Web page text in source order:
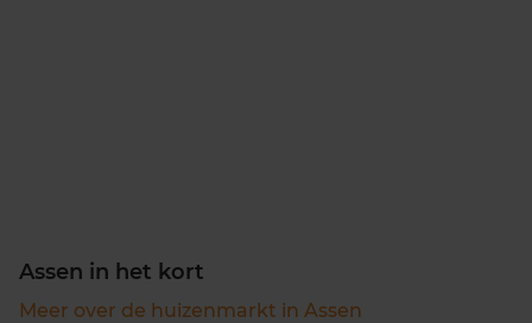
Assen in het kort
Meer over de huizenmarkt in Assen